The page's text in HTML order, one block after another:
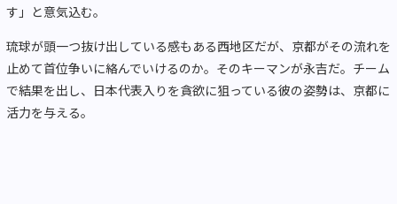
す」と意気込む。
琉球が頭一つ抜け出している感もある西地区だが、京都がその流れを
止めて首位争いに絡んでいけるのか。そのキーマンが永吉だ。チーム
で結果を出し、日本代表入りを貪欲に狙っている彼の姿勢は、京都に
活力を与える。